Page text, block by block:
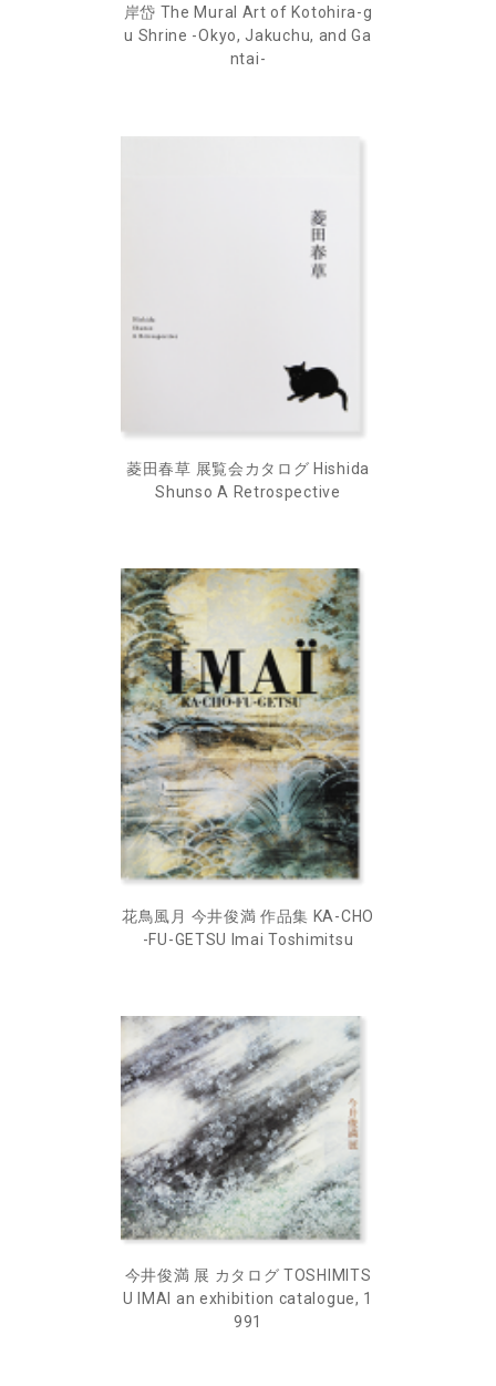
岸岱 The Mural Art of Kotohira-g
u Shrine -Okyo, Jakuchu, and Ga
ntai-
菱田春草 展覧会カタログ Hishida
Shunso A Retrospective
花鳥風月 今井俊満 作品集 KA-CHO
-FU-GETSU Imai Toshimitsu
今井俊満 展 カタログ TOSHIMITS
U IMAI an exhibition catalogue, 1
991